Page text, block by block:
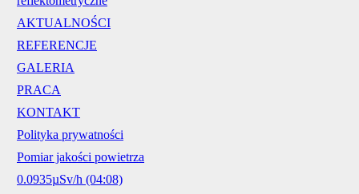
AKTUALNOŚCI
REFERENCJE
GALERIA
PRACA
KONTAKT
Polityka prywatności
Pomiar jakości powietrza
0.0935µSv/h (04:08)